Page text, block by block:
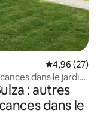
Note
4,96 (27)
dans le jardin
: autres
dans le